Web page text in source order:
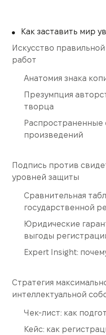
Как заставить мир
Искусство
работ
Анатомия знака
Презумпция
творца
произведений
Подпись против
уровней защиты
Сравнительная
государственной
Юридические
выгоды
Expert Insight:
Стратегия
интеллектуальной
Чек-лист: как
Кейс: как